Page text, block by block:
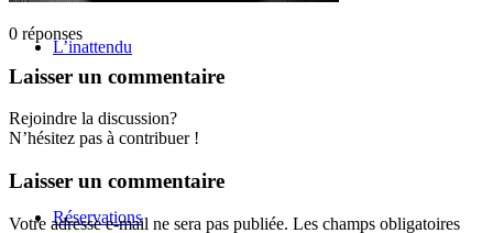
L’inattendu
Réservations
0 réponses
Laisser un commentaire
Rejoindre la discussion?
N’hésitez pas à contribuer !
Laisser un commentaire
Votre adresse e-mail ne sera pas publiée. Les champs obligatoires